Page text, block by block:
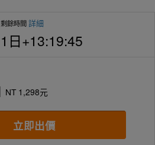
剩餘時間詳細
1日+13:19:44
NT 1,298元